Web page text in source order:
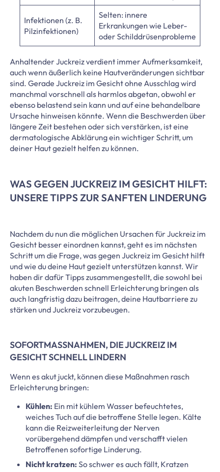
Infektionen (z. B.
Pilzinfektionen)
Selten: innere
Erkrankungen wie Leber-
oder Schilddrüsenprobleme
Anhaltender Juckreiz verdient immer Aufmerksamkeit,
auch wenn äußerlich keine Hautveränderungen sichtbar
sind. Gerade Juckreiz im Gesicht ohne Ausschlag wird
manchmal vorschnell als harmlos abgetan, obwohl er
ebenso belastend sein kann und auf eine behandelbare
Ursache hinweisen könnte. Wenn die Beschwerden über
längere Zeit bestehen oder sich verstärken, ist eine
dermatologische Abklärung ein wichtiger Schritt, um
deiner Haut gezielt helfen zu können.
WAS GEGEN JUCKREIZ IM GESICHT HILFT:
UNSERE TIPPS ZUR SANFTEN LINDERUNG
Nachdem du nun die möglichen Ursachen für Juckreiz im
Gesicht besser einordnen kannst, geht es im nächsten
Schritt um die Frage, was gegen Juckreiz im Gesicht hilft
und wie du deine Haut gezielt unterstützen kannst. Wir
haben dir dafür Tipps zusammengestellt, die sowohl bei
akuten Beschwerden schnell Erleichterung bringen als
auch langfristig dazu beitragen, deine Hautbarriere zu
stärken und Juckreiz vorzubeugen.
SOFORTMASSNAHMEN, DIE JUCKREIZ IM G
ESICHT SCHNELL LINDERN
Wenn es akut juckt, können diese Maßnahmen rasch
Erleichterung bringen:
Kühlen: Ein mit kühlem Wasser befeuchtetes,
weiches Tuch auf die betroffene Stelle legen. Kälte
kann die Reizweiterleitung der Nerven
vorübergehend dämpfen und verschafft vielen
Betroffenen sofortige Linderung.
Nicht kratzen: So schwer es auch fällt, Kratzen